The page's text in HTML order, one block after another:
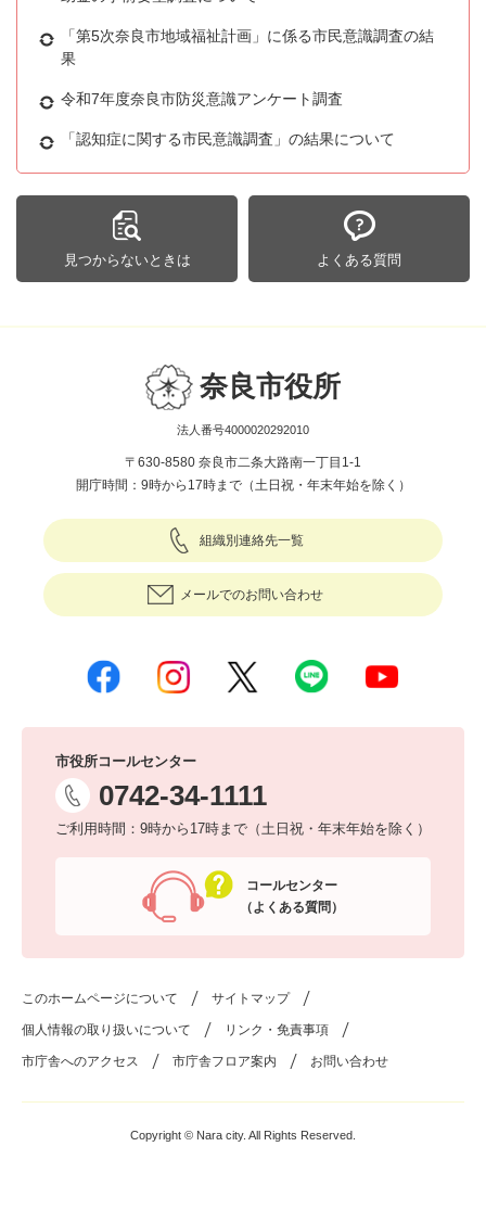
「第5次奈良市地域福祉計画」に係る市民意識調査の結
果
令和7年度奈良市防災意識アンケート調査
「認知症に関する市民意識調査」の結果について
見つからないときは よくある質問
奈良市役所
法人番号4000020292010
〒630-8580 奈良市二条大路南一丁目1-1
開庁時間：9時から17時まで（土日祝・年末年始を除く）
組織別連絡先一覧
メールでのお問い合わせ
市役所コールセンター
0742-34-1111
ご利用時間：9時から17時まで（土日祝・年末年始を除く）
コールセンター
（よくある質問）
このホームページについて サイトマップ
個人情報の取り扱いについて リンク・免責事項
市庁舎へのアクセス 市庁舎フロア案内 お問い合わせ
Copyright © Nara city. All Rights Reserved.